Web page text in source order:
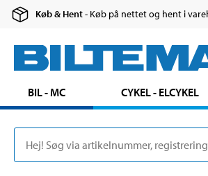
Køb & Hent- Køb på nettet og hent i
BIL - MC CYKEL - ELCYKEL